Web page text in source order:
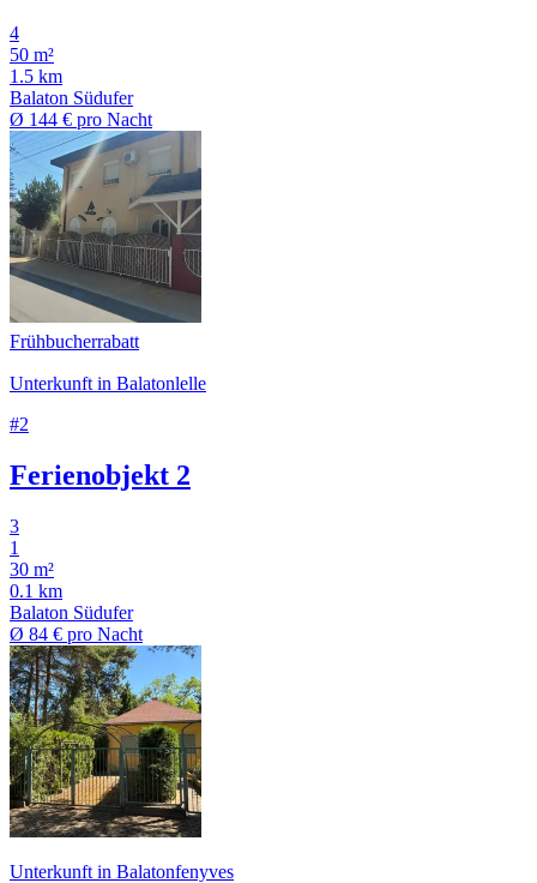
4
50 m²
1.5 km
Balaton Südufer
Ø 144 € pro Nacht
Frühbucherrabatt
Unterkunft in Balatonlelle
#2
Ferienobjekt 2
3
1
30 m²
0.1 km
Balaton Südufer
Ø 84 € pro Nacht
Unterkunft in Balatonfenyves